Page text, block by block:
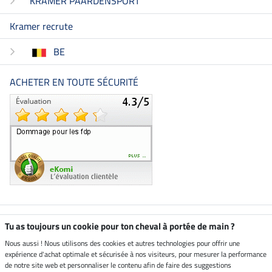
Kramer recrute
BE
ACHETER EN TOUTE SÉCURITÉ
Boutique climatiquement
Livraison par
Tu as toujours un cookie pour ton cheval à portée de main ?
Nous aussi ! Nous utilisons des cookies et autres technologies pour offrir une
expérience d'achat optimale et sécurisée à nos visiteurs, pour mesurer la performance
de notre site web et personnaliser le contenu afin de faire des suggestions